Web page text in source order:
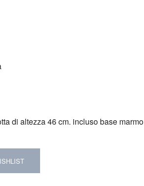
di altezza 46 cm. incluso base marmo